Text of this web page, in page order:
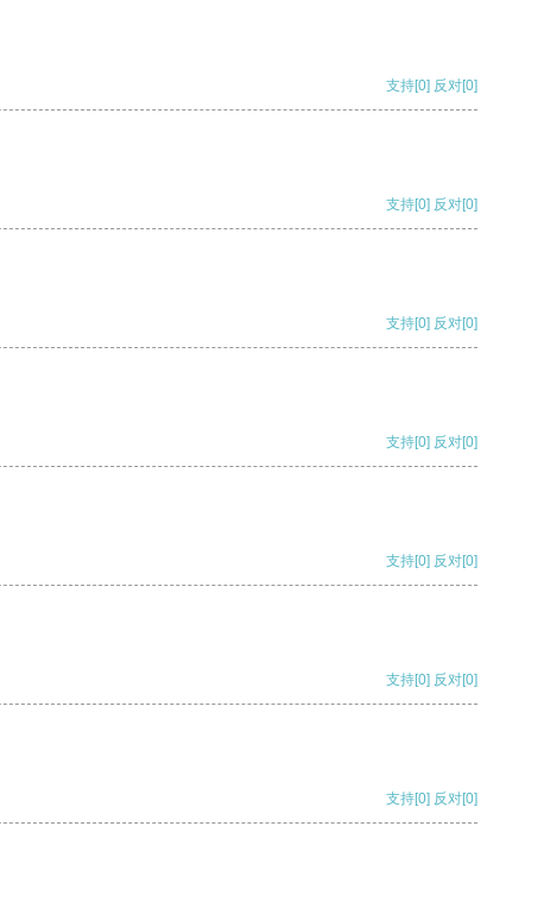
支持[0] 反对[0]
支持[0] 反对[0]
支持[0] 反对[0]
支持[0] 反对[0]
支持[0] 反对[0]
支持[0] 反对[0]
支持[0] 反对[0]